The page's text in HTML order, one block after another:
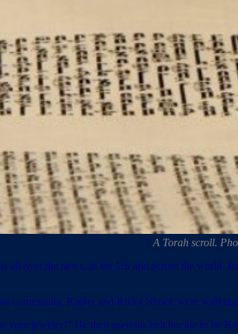
A Torah scroll.
over the news, in the US and across the world.
community, Raphy and Rivka Nissel, were
your jewelry!” He then used his belt buckle to hit